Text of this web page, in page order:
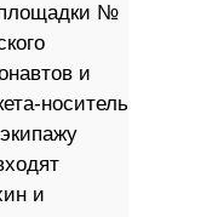
№
и
носитель
и